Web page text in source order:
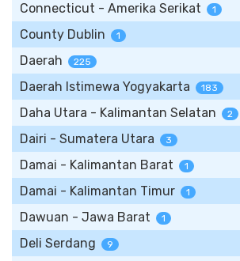
Connecticut - Amerika Serikat 1
County Dublin 1
Daerah 225
Daerah Istimewa Yogyakarta 183
Daha Utara - Kalimantan Selatan 2
Dairi - Sumatera Utara 3
Damai - Kalimantan Barat 1
Damai - Kalimantan Timur 1
Dawuan - Jawa Barat 1
Deli Serdang 9